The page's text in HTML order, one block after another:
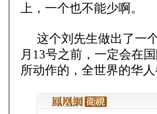
上，一个也不能少啊。
这个刘先生做出了一
月13号之前，一定会在
所动作的，全世界的华人